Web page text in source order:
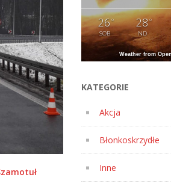
26°
SOB
28°
ND
Weather from
KATEGORIE
Akcja
Błonkoskrzydłe
Inne